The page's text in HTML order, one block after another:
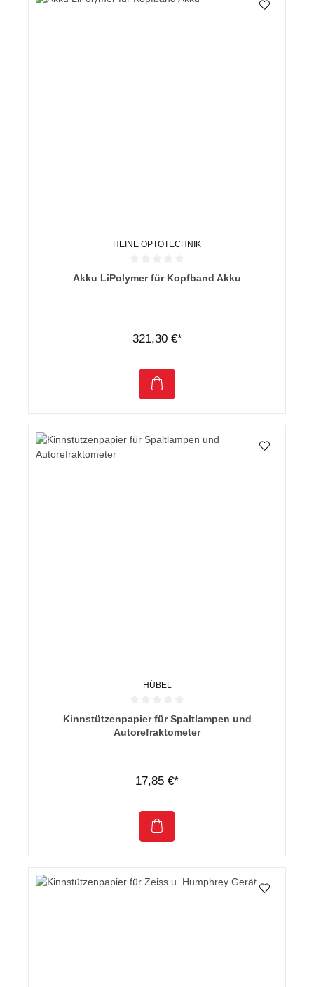
HEINE OPTOTECHNIK
Durchschnittliche Bewertung von 0 von 5 Sternen
Akku LiPolymer für Kopfband Akku
321,30 €*
HÜBEL
Durchschnittliche Bewertung von 0 von 5 Sternen
Kinnstützenpapier für Spaltlampen und
Autorefraktometer
17,85 €*